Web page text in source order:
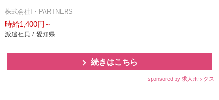
株式会社I・PARTNERS
時給1,400円～
派遣社員 / 愛知県
続きはこちら
sponsored by 求人ボックス